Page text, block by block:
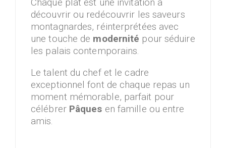
découvrir ou redécouvrir les saveurs
montagnardes, réinterprétées avec
une touche de modernité pour séduire
les palais contemporains.
Le talent du chef et le cadre
exceptionnel font de chaque repas un
moment mémorable, parfait pour
célébrer Pâques en famille ou entre
amis.